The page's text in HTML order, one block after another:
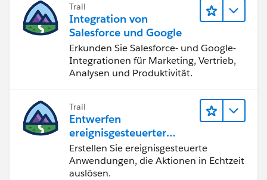
Trail
Integration von
Salesforce und Google
Erkunden Sie Salesforce- und Google-
Integrationen für Marketing, Vertrieb,
Analysen und Produktivität.
Trail
Entwerfen
ereignisgesteuerter
Anwendungen für
Integration in Echtzeit
Erstellen Sie ereignisgesteuerte
Anwendungen, die Aktionen in Echtzeit
auslösen.